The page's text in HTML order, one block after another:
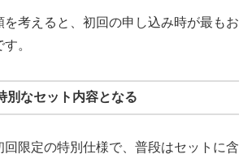
を考えると、初回の申し込み時が最もお
。
別なセット内容となる
回限定の特別仕様で、普段はセットに含